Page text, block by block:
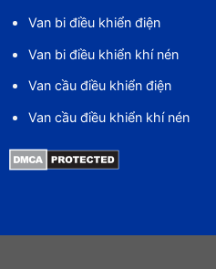
Van bi điều khiển điện
Van bi điều khiển khí nén
Van cầu điều khiển điện
Van cầu điều khiển khí nén